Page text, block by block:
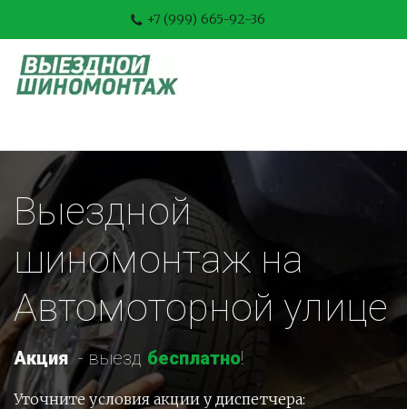
+7 (999) 665-92-36
Выездной
шиномонтаж на
Автомоторной улице
Акция - выезд бесплатно!
Уточните условия акции у диспетчера: